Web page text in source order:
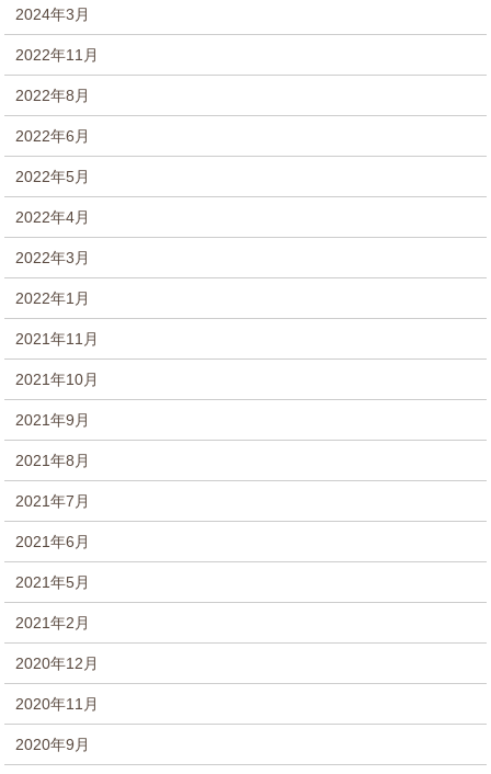
2024年3月
2022年11月
2022年8月
2022年6月
2022年5月
2022年4月
2022年3月
2022年1月
2021年11月
2021年10月
2021年9月
2021年8月
2021年7月
2021年6月
2021年5月
2021年2月
2020年12月
2020年11月
2020年9月